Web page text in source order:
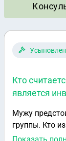
Кто
является
Мужу
группы. Кто
иждивенцами: